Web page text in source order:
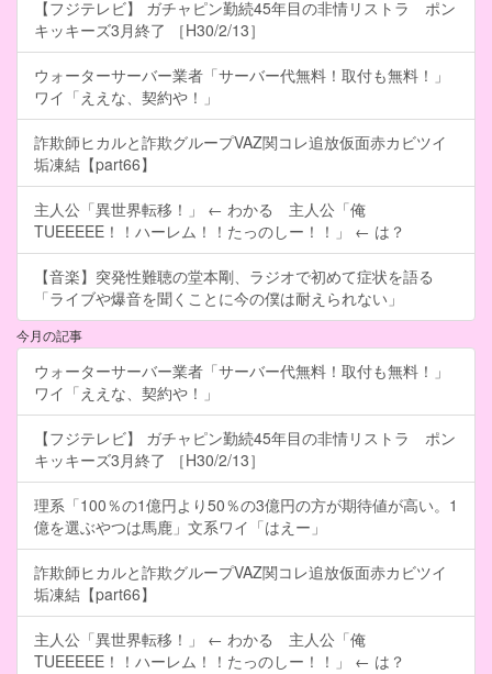
【フジテレビ】 ガチャピン勤続45年目の非情リストラ ポン
キッキーズ3月終了 ［H30/2/13］
ウォーターサーバー業者「サーバー代無料！取付も無料！」
ワイ「ええな、契約や！」
詐欺師ヒカルと詐欺グループVAZ関コレ追放仮面赤カビツイ
垢凍結【part66】
主人公「異世界転移！」 ← わかる 主人公「俺
TUEEEEE！！ハーレム！！たっのしー！！」 ← は？
【音楽】突発性難聴の堂本剛、ラジオで初めて症状を語る
「ライブや爆音を聞くことに今の僕は耐えられない」
今月の記事
ウォーターサーバー業者「サーバー代無料！取付も無料！」
ワイ「ええな、契約や！」
【フジテレビ】 ガチャピン勤続45年目の非情リストラ ポン
キッキーズ3月終了 ［H30/2/13］
理系「100％の1億円より50％の3億円の方が期待値が高い。1
億を選ぶやつは馬鹿」文系ワイ「はえー」
詐欺師ヒカルと詐欺グループVAZ関コレ追放仮面赤カビツイ
垢凍結【part66】
主人公「異世界転移！」 ← わかる 主人公「俺
TUEEEEE！！ハーレム！！たっのしー！！」 ← は？